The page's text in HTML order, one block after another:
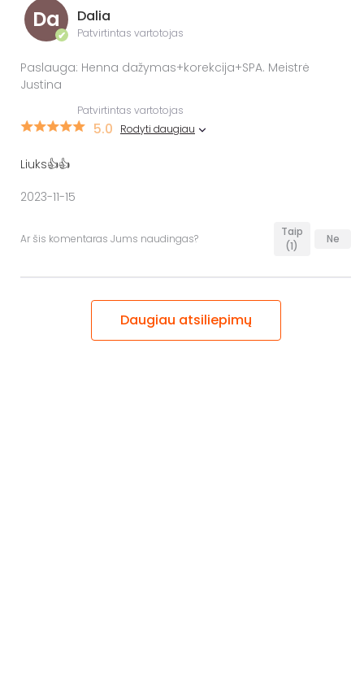
Da
✔
Dalia
Patvirtintas vartotojas
Paslauga: Henna dažymas+korekcija+SPA. Meistrė
Justina
Patvirtintas vartotojas
5.0 Rodyti daugiau
Liuks👍👍
2023-11-15
Ar šis komentaras Jums naudingas?
Taip
(1)
Ne
Daugiau atsiliepimų